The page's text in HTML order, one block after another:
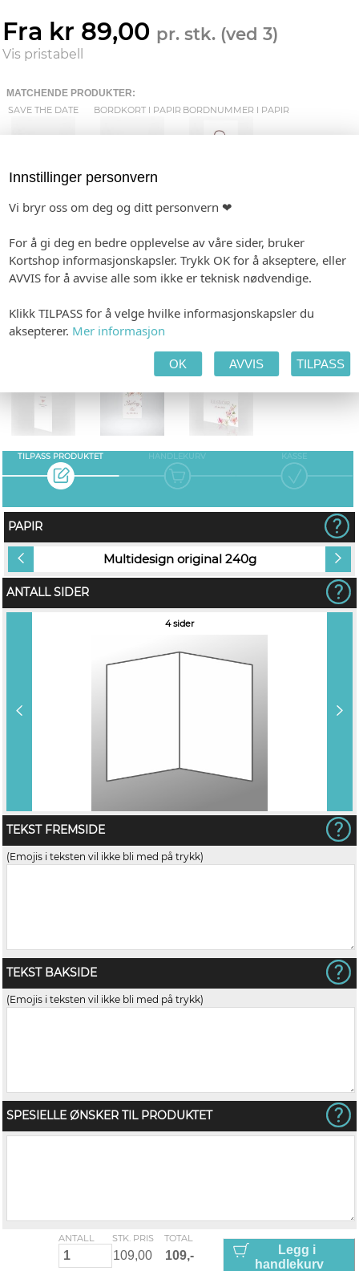
Fra kr 89,00 pr. stk. (ved 3)
Vis pristabell
MATCHENDE PRODUKTER:
SAVE THE DATE
BORDKORT I PAPIR BORDNUMMER I PAPIR
MENY FESTPROGRAM TAKKEKORT
TALEKORT
TILPASS PRODUKTET HANDLEKURV KASSE
PAPIR
Multidesign original 240g
ANTALL SIDER
4 sider
TEKST FREMSIDE
(Emojis i teksten vil ikke bli med på trykk)
TEKST BAKSIDE
(Emojis i teksten vil ikke bli med på trykk)
SPESIELLE ØNSKER TIL PRODUKTET
ANTALL STK. PRIS TOTAL
Legg i
handlekurv
Innstillinger personvern
Vi bryr oss om deg og ditt personvern ❤
For å gi deg en bedre opplevelse av våre sider, bruker
Kortshop informasjonskapsler. Trykk OK for å akseptere, eller
AVVIS for å avvise alle som ikke er teknisk nødvendige.
Klikk TILPASS for å velge hvilke informasjonskapsler du
aksepterer. Mer informasjon
OK AVVIS TILPASS